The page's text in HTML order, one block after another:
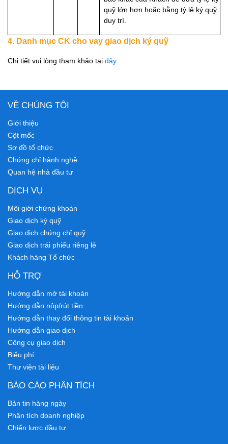
quỹ lớn hơn hoặc bằng tỷ lệ ký quỹ
duy trì.
4. Danh mục CK cho vay giao dịch ký quỹ
Chi tiết vui lòng tham khảo tại đây
VỀ CHÚNG TÔI
Giới thiệu
Cột mốc
Sơ đồ tổ chức
Chứng chỉ hành nghề
Quan hệ nhà đầu tư
DỊCH VỤ
Môi giới chứng khoán
Giao dịch ký quỹ
Giao dịch chứng chỉ quỹ
Giao dịch trái phiếu riêng lẻ
Khách hàng Tổ chức
HỖ TRỢ
Hướng dẫn mở tài khoản
Hướng dẫn nộp/rút tiền
Hướng dẫn thay đổi thông tin tài khoản
Hướng dẫn giao dịch
Công cụ giao dịch
Biểu phí
Thư viện tài liệu
BÁO CÁO PHÂN TÍCH
Bản tin hàng ngày
Phân tích doanh nghiệp
Chiến lược đầu tư